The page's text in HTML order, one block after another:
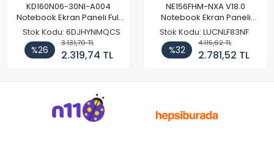
KD160N06-30NI-A004
Notebook Ekran Paneli Full
HD
Stok Kodu: 6DJHYNMQCS
%26
3.131,70 TL
2.319,74 TL
NE156FHM-NXA V18.0
Notebook Ekran Paneli
144Hz
Stok Kodu: LUCNLF83NF
%32
4.115,62 TL
2.781,52 TL